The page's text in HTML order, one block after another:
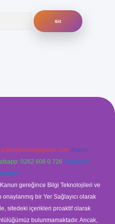
Teams:
0262 606 0 726 Telegram:
Kanun gereğince Bilgi Teknolojileri ve
onaylanmış bir Yer Sağlayıcı olarak
sitedeki içerikleri proaktif olarak
bulunmamaktadır. Ancak,